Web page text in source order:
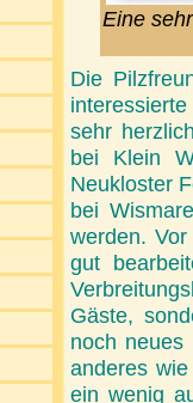
Eine
Die
sehr
bei Klein
Neukloster
bei
werden.
gut
Gäste,
noch
anderes
ein wenig